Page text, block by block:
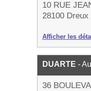
10 RUE
28100 Dreux
Afficher les
DUARTE -
36